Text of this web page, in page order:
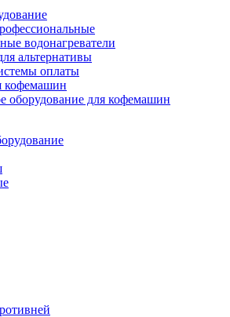
водонагреватели
альтернативы
оплаты
кофемашин
оборудование для кофемашин